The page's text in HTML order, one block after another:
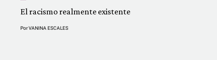
El racismo realmente existente
PorVANINA ESCALES